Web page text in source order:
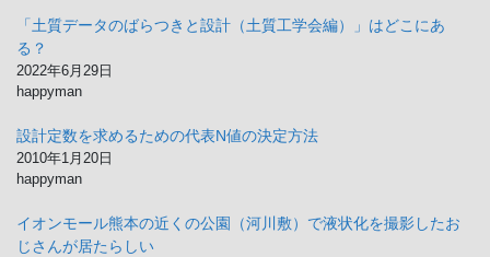
「土質データのばらつきと設計（土質工学会編）」はどこにあ
る？
2022年6月29日
happyman
設計定数を求めるための代表N値の決定方法
2010年1月20日
happyman
イオンモール熊本の近くの公園（河川敷）で液状化を撮影したお
じさんが居たらしい